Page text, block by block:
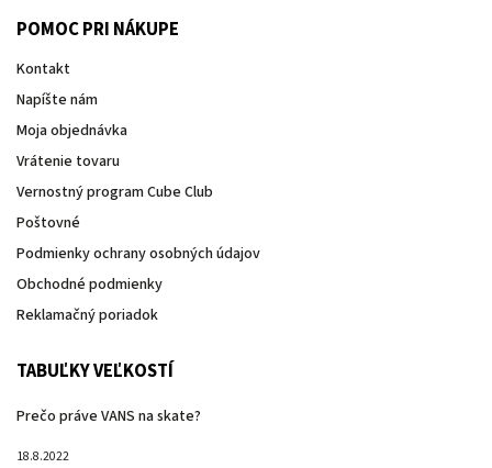
POMOC PRI NÁKUPE
Kontakt
Napíšte nám
Moja objednávka
Vrátenie tovaru
Vernostný program Cube Club
Poštovné
Podmienky ochrany osobných údajov
Obchodné podmienky
Reklamačný poriadok
TABUĽKY VEĽKOSTÍ
Prečo práve VANS na skate?
18.8.2022